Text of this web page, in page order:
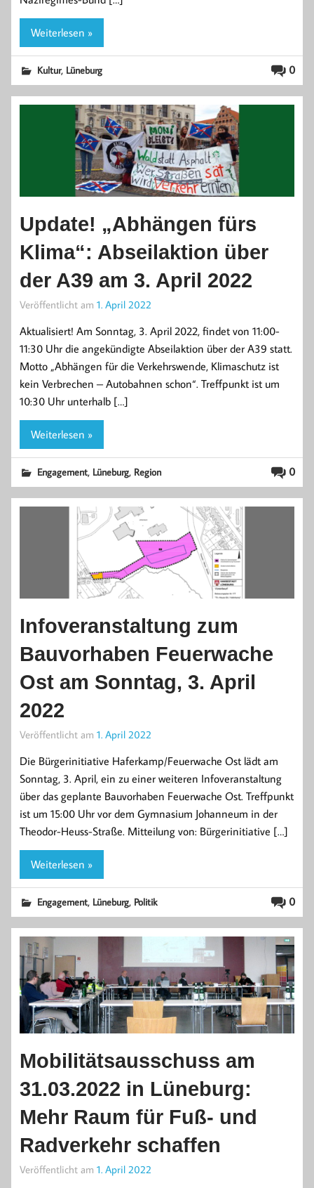
Weiterlesen »
0
Kultur, Lüneburg
Update! „Abhängen fürs
Klima“: Abseilaktion über
der A39 am 3. April 2022
Veröffentlicht am 1. April 2022
Aktualisiert! Am Sonntag, 3. April 2022, findet von 11:00-
11:30 Uhr die angekündigte Abseilaktion über der A39 statt.
Motto „Abhängen für die Verkehrswende, Klimaschutz ist
kein Verbrechen – Autobahnen schon“. Treffpunkt ist um
10:30 Uhr unterhalb […]
Weiterlesen »
0
Engagement, Lüneburg, Region
Infoveranstaltung zum
Bauvorhaben Feuerwache
Ost am Sonntag, 3. April
2022
Veröffentlicht am 1. April 2022
Die Bürgerinitiative Haferkamp/Feuerwache Ost lädt am
Sonntag, 3. April, ein zu einer weiteren Infoveranstaltung
über das geplante Bauvorhaben Feuerwache Ost. Treffpunkt
ist um 15:00 Uhr vor dem Gymnasium Johanneum in der
Theodor-Heuss-Straße. Mitteilung von: Bürgerinitiative […]
Weiterlesen »
0
Engagement, Lüneburg, Politik
Mobilitätsausschuss am
31.03.2022 in Lüneburg:
Mehr Raum für Fuß- und
Radverkehr schaffen
Veröffentlicht am 1. April 2022